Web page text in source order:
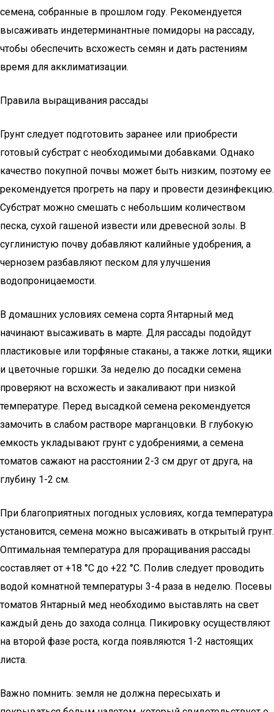
семена, собранные в прошлом году. Рекомендуется
высаживать индетерминантные помидоры на рассаду,
чтобы обеспечить всхожесть семян и дать растениям
время для акклиматизации.
Правила выращивания рассады
Грунт следует подготовить заранее или приобрести
готовый субстрат с необходимыми добавками. Однако
качество покупной почвы может быть низким, поэтому ее
рекомендуется прогреть на пару и провести дезинфекцию.
Субстрат можно смешать с небольшим количеством
песка, сухой гашеной извести или древесной золы. В
суглинистую почву добавляют калийные удобрения, а
чернозем разбавляют песком для улучшения
водопроницаемости.
В домашних условиях семена сорта Янтарный мед
начинают высаживать в марте. Для рассады подойдут
пластиковые или торфяные стаканы, а также лотки, ящики
и цветочные горшки. За неделю до посадки семена
проверяют на всхожесть и закаливают при низкой
температуре. Перед высадкой семена рекомендуется
замочить в слабом растворе марганцовки. В глубокую
емкость укладывают грунт с удобрениями, а семена
томатов сажают на расстоянии 2-3 см друг от друга, на
глубину 1-2 см.
При благоприятных погодных условиях, когда температура
установится, семена можно высаживать в открытый грунт.
Оптимальная температура для проращивания рассады
составляет от +18 °С до +22 °С. Полив следует проводить
водой комнатной температуры 3-4 раза в неделю. Посевы
томатов Янтарный мед необходимо выставлять на свет
каждый день до захода солнца. Пикировку осуществляют
на второй фазе роста, когда появляются 1-2 настоящих
листа.
Важно помнить: земля не должна пересыхать и